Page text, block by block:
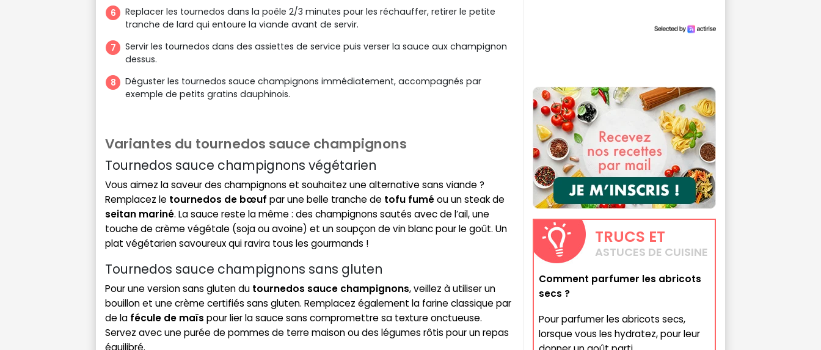
Replacer les tournedos dans la poêle 2/3 minutes pour les réchauffer, retirer le petite
tranche de lard qui entoure la viande avant de servir.
Servir les tournedos dans des assiettes de service puis verser la sauce aux champignon
dessus.
Déguster les tournedos sauce champignons immédiatement, accompagnés par
exemple de petits gratins dauphinois.
Variantes du tournedos sauce champignons
Tournedos sauce champignons végétarien
Vous aimez la saveur des champignons et souhaitez une alternative sans viande ?
Remplacez le tournedos de bœuf par une belle tranche de tofu fuméou un steak de
seitan mariné. La sauce reste la même : des champignons sautés avec de l’ail, une
touche de crème végétale (soja ou avoine) et un soupçon de vin blanc pour le goût. Un
plat végétarien savoureux qui ravira tous les gourmands !
Tournedos sauce champignons sans gluten
Pour une version sans gluten du tournedos sauce champignons, veillez à utiliser un
bouillon et une crème certifiés sans gluten. Remplacez également la farine classique par
de la fécule de maïs pour lier la sauce sans compromettre sa texture onctueuse.
Servez avec une purée de pommes de terre maison ou des légumes rôtis pour un repas
équilibré.
TRUCS ET
ASTUCES DE CUISINE
Comment parfumer les abricots
secs ?
Pour parfumer les abricots secs,
lorsque vous les hydratez, pour leur